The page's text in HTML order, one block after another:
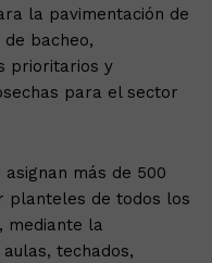
la pavimentación de
bacheo,
prioritarios y
para el sector
más de 500
planteles de todos los
mediante la
techados,